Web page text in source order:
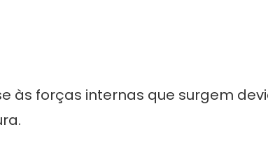
às forças internas que surgem